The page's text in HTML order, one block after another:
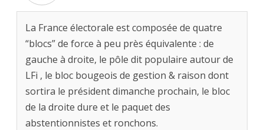
La France électorale est composée de quatre
“blocs” de force à peu près équivalente : de
gauche à droite, le pôle dit populaire autour de
LFi , le bloc bougeois de gestion & raison dont
sortira le président dimanche prochain, le bloc
de la droite dure et le paquet des
abstentionnistes et ronchons.